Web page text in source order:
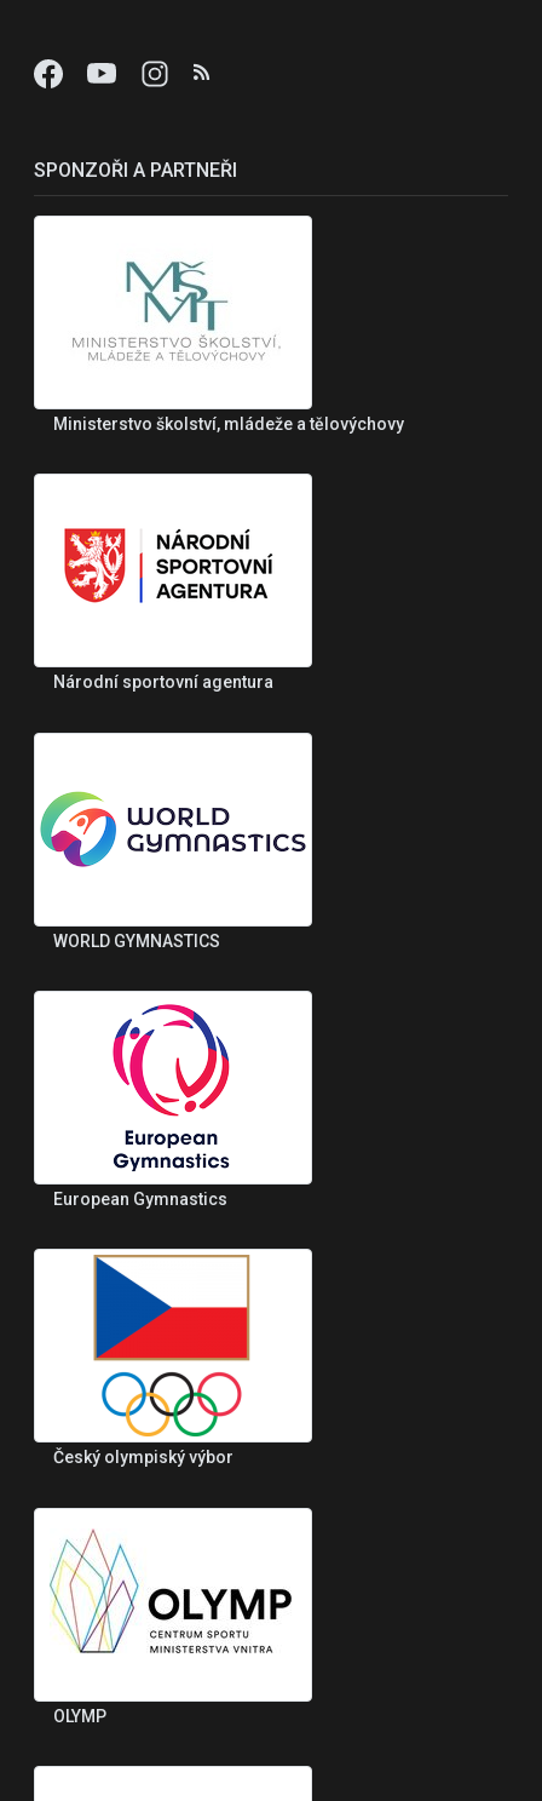
SPONZOŘI A PARTNEŘI
Ministerstvo školství, mládeže a tělovýchovy
Národní sportovní agentura
WORLD GYMNASTICS
European Gymnastics
Český olympiský výbor
OLYMP